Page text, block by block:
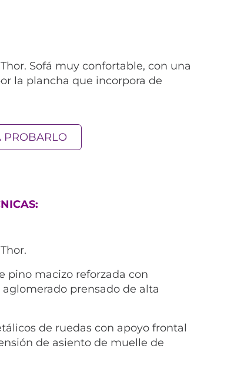
Sofá muy confortable, con una
la plancha que incorpora de
PROBARLO
pino macizo reforzada con
prensado de alta
de ruedas con apoyo frontal
de asiento de muelle de